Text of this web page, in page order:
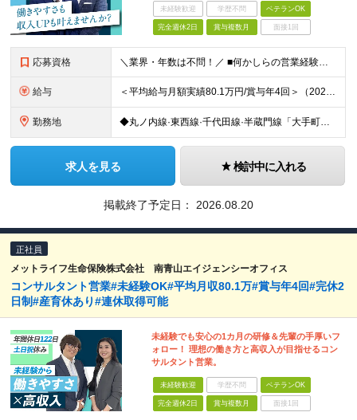
未経験歓迎 学歴不問 ベテランOK
完全週休2日 賞与複数月 面接1回
応募資格 ＼業界・年数は不問！／ ■何かしらの営業経験者 ■高卒以上 ■ブランクOK 【こんな方は大歓迎】 □お客さまの想いにしっかりと寄り添える方 □責任感を持って行動できる方 □人のために動ける方 □成長
給与 ＜平均給与月額実績80.1万円/賞与年4回＞（2024年度の税込定例給与実績。賞与は除外。）/賞与年4回（個人業績による） 初任給月給20万から35万円（基本給10万円＋初期補給10万から25万円）
勤務地 ◆丸ノ内線·東西線·千代田線·半蔵門線「大手町駅」より徒歩3分 【南青山エイジェンシーオフィス】 東京都千代田区大手町1-1-3 大手センタービル22F
求人を見る 検討中に入れる
掲載終了予定日： 2026.08.20
正社員
メットライフ生命保険株式会社 南青山エイジェンシーオフィス
コンサルタント営業#未経験OK#平均月収80.1万#賞与年4回#完休2
日制#産育休あり#連休取得可能
未経験でも安心の1カ月の研修＆先輩の手厚いフ
ォロー！ 理想の働き方と高収入が目指せるコン
サルタント営業。
未経験歓迎 学歴不問 ベテランOK
完全週休2日 賞与複数月 面接1回